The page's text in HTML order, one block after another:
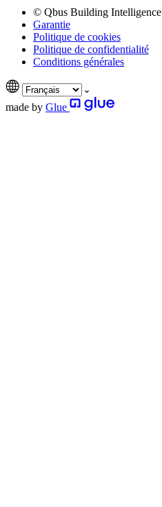
© Qbus Building Intelligence
Garantie
Politique de cookies
Politique de confidentialité
Conditions générales
made by Glue